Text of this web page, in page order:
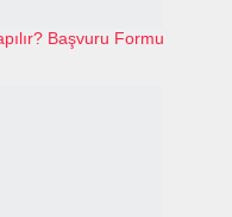
Başvuru Formu